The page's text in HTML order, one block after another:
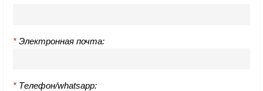
* Электронная почта:
* Телефон/whatsapp: